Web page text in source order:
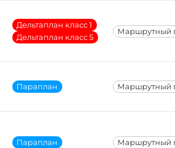
Дельтаплан класс 1
Дельтаплан класс 5
Маршрутный
Параплан Маршрутный
Параплан Маршрутный